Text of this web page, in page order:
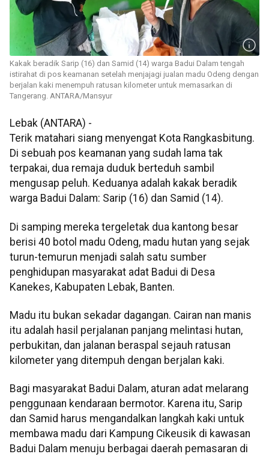
Kakak beradik Sarip (16) dan Samid (14) warga Badui Dalam tengah
istirahat di pos keamanan setelah menjajagi jualan madu Odeng dengan
berjalan kaki menempuh ratusan kilometer untuk memasarkan di
Tangerang. ANTARA/Mansyur
Lebak (ANTARA) -
Terik matahari siang menyengat Kota Rangkasbitung.
Di sebuah pos keamanan yang sudah lama tak
terpakai, dua remaja duduk berteduh sambil
mengusap peluh. Keduanya adalah kakak beradik
warga Badui Dalam: Sarip (16) dan Samid (14).
Di samping mereka tergeletak dua kantong besar
berisi 40 botol madu Odeng, madu hutan yang sejak
turun-temurun menjadi salah satu sumber
penghidupan masyarakat adat Badui di Desa
Kanekes, Kabupaten Lebak, Banten.
Madu itu bukan sekadar dagangan. Cairan nan manis
itu adalah hasil perjalanan panjang melintasi hutan,
perbukitan, dan jalanan beraspal sejauh ratusan
kilometer yang ditempuh dengan berjalan kaki.
Bagi masyarakat Badui Dalam, aturan adat melarang
penggunaan kendaraan bermotor. Karena itu, Sarip
dan Samid harus mengandalkan langkah kaki untuk
membawa madu dari Kampung Cikeusik di kawasan
Badui Dalam menuju berbagai daerah pemasaran di